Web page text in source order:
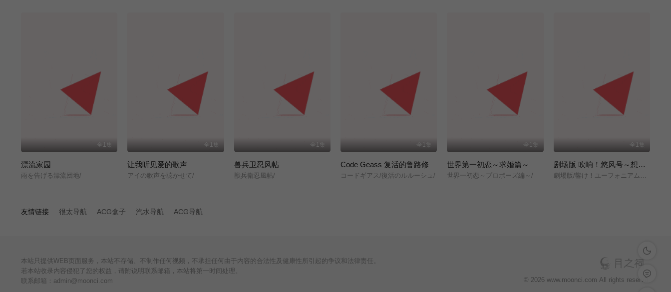
全1集
漂流家园
雨を告げる漂流団地/
全1集
让我听见爱的歌声
アイの歌声を聴かせて/
全1集
兽兵卫忍风帖
獣兵衛忍風帖/
全1集
Code Geass 复活的鲁路修
コードギアス/復活のルルーシュ/
全1集
世界第一初恋～求婚篇～
世界一初恋～プロポーズ編～/
全1集
剧场版 吹响！悠风号～想要传达的旋律～
劇場版/響け！ユーフォニアム～届けたいメロディ～/
友情链接 很太导航 ACG盒子 汽水导航 ACG导航
深色模式
留言反馈
本站只提供WEB页面服务，本站不存储、不制作任何视频，不承担任何由于内容的合法性及健康性所引起的争议和法律责任。
若本站收录内容侵犯了您的权益，请附说明联系邮箱，本站将第一时间处理。
联系邮箱：admin@moonci.com
© 2026 www.moonci.com All rights reservd.